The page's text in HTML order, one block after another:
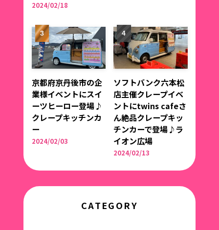
2024/02/18
京都府京丹後市の企
業様イベントにスイ
ーツヒーロー登場♪
クレープキッチンカ
ー
2024/02/03
ソフトバンク六本松
店主催クレープイベ
ントにtwins cafeさ
ん絶品クレープキッ
チンカーで登場♪ラ
イオン広場
2024/02/13
CATEGORY